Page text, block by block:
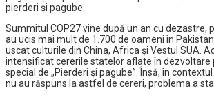
pierderi și pagube.
Summitul COP27 vine după un an cu dezastre,
au ucis mai mult de 1.700 de oameni în
uscat culturile din China, Africa și Vestul SUA.
intensificat cererile statelor aflate în dezvoltare
special de „Pierderi și pagube”. Însă, în
nu au răspuns la astfel de cereri, problema a